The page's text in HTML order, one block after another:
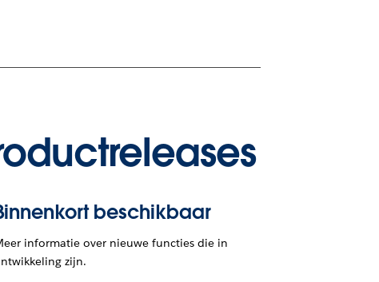
beschikbaar
informatie over nieuwe functies die in
zijn.